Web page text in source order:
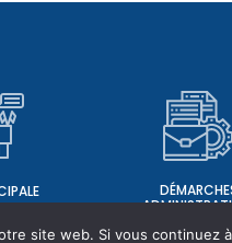
site web. Si vous